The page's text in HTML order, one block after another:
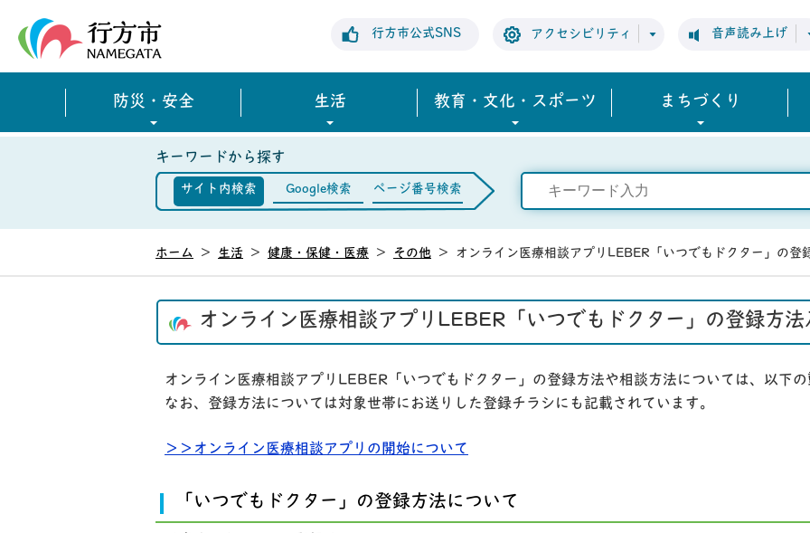
行方市公式SNS アクセシビリティ 音声読み上げ
防災・安全 生活 教育・文化・スポーツ まちづくり
キーワードから探す
サイト内検索 Google検索 ページ番号検索
ホーム > 生活 > 健康・保健・医療 > その他 > オンライン医療相談アプリLEBER「いつでもドクター」の登
オンライン医療相談アプリLEBER「いつでもドクター」の登録方
オンライン医療相談アプリLEBER「いつでもドクター」の登録方法や相談方法については、以下の
なお、登録方法については対象世帯にお送りした登録チラシにも記載されています。
＞＞オンライン医療相談アプリの開始について
「いつでもドクター」の登録方法について